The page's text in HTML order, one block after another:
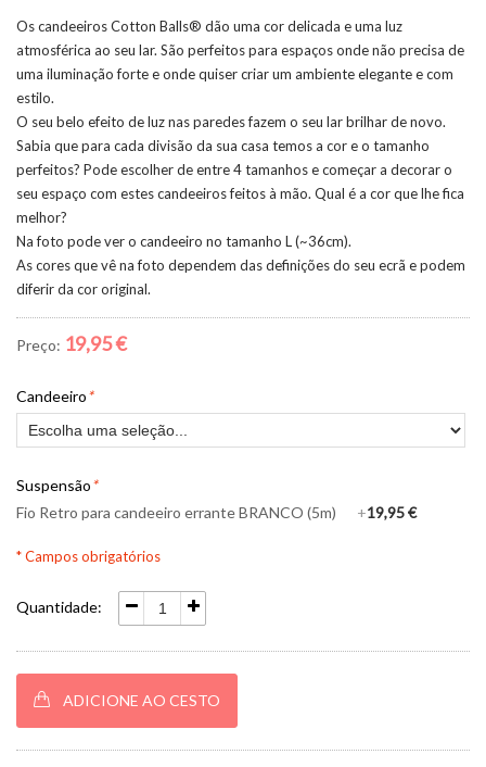
Os candeeiros Cotton Balls® dão uma cor delicada e uma luz
atmosférica ao seu lar. São perfeitos para espaços onde não precisa de
uma iluminação forte e onde quiser criar um ambiente elegante e com
estilo.
O seu belo efeito de luz nas paredes fazem o seu lar brilhar de novo.
Sabia que para cada divisão da sua casa temos a cor e o tamanho
perfeitos? Pode escolher de entre 4 tamanhos e começar a decorar o
seu espaço com estes candeeiros feitos à mão. Qual é a cor que lhe fica
melhor?
Na foto pode ver o candeeiro no tamanho L (~36cm).
As cores que vê na foto dependem das definições do seu ecrã e podem
diferir da cor original.
Preço: 19,95 €
Candeeiro*
Suspensão*
Fio Retro para candeeiro errante BRANCO (5m)
+19,95 €
* Campos obrigatórios
Quantidade:
ADICIONE AO CESTO